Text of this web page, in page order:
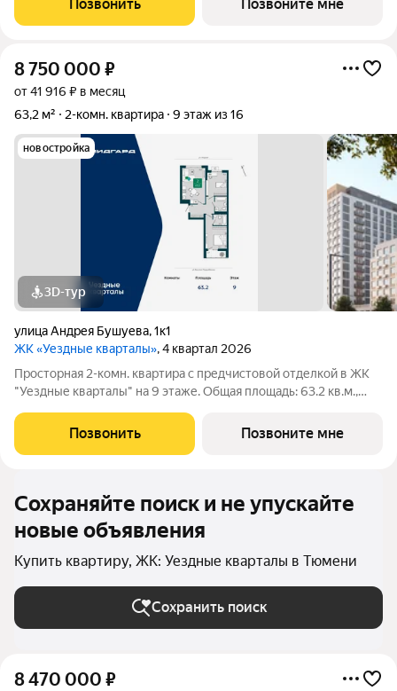
Европейская планировка, за счет
Позвонить Позвоните мне
8 750 000 ₽
от 41 916 ₽ в месяц
63,2 м²
2-комн. квартира 9 этаж из 16
новостройка
3D-тур
улица Андрея Бушуева,1к1
ЖК «Уездные кварталы», 4 квартал 2026
Просторная 2-комн. квартира с предчистовой отделкой в ЖК
"Уездные кварталы" на 9 этаже. Общая площадь: 63.2 кв.м.,
кв.м. Квартира - распашонка, без проходных комнат, окна
выходят на paзные
Позвонить Позвоните мне
Сохраняйте поиск и не упускайте
новые объявления
Купить квартиру, ЖК: Уездные кварталы в Тюмени
Сохранить поиск
8 470 000 ₽